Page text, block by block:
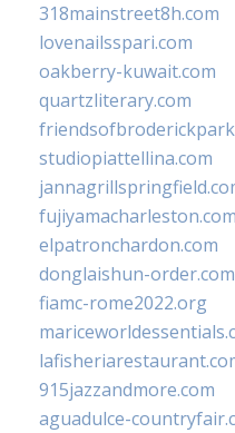
318mainstreet8h.com
lovenailsspari.com
oakberry-kuwait.com
quartzliterary.com
studiopiattellina.com
fujiyamacharleston.com
elpatronchardon.com
donglaishun-order.com
fiamc-rome2022.org
915jazzandmore.com
aguadulce-